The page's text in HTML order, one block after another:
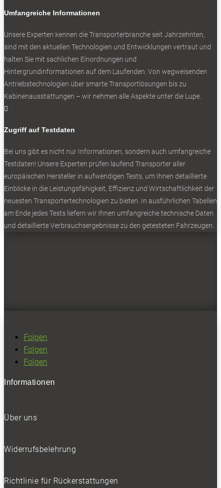
runderneuert
Aller guten Dinge sind Drei: eSuper-Jolly, angesiedelt neben
Daily und eMoovy.
NEWSLETTER
Ich habe die
Folgen
Umfangreiche Informationen
Unsere Experten kennen die Transporterbranche seit Jahrzehnten,
sind mit den aktuellen Technologien und Entwicklungen vertraut und
halten Sie mit sachlichen Einordnungen und
Hintergrundinformationen auf dem Laufenden. Von wegweisenden
Antriebstechnologien über smarte Transportlösungen bis zu
Kabinenausstattungen – wir nehmen alle Aspekte unter die Lupe.

Zugriff auf Testdaten
Bei uns gibt es nicht nur Informationen, sondern auch umfangreiche
Testdaten! Unsere Experten prüfen laufend Transporter aller
europäischen Hersteller in aufwendigen Tests, um Ihnen detaillierte
Einblicke in die Leistungsfähigkeit, Effizienz und Wirtschaftlichkeit der
neuesten Transportertechnologien zu bieten. In ausführlichen Tabellen
am Ende jedes Tests liefern wir Ihnen umfangreiche technische Daten
und detaillierte Verbrauchsergebnisse zu den getesteten Fahrzeugen.
Folgen
Folgen
Folgen
Informationen
Über uns
Widerrufsbelehrung
Richtlinie für Rückerstattungen